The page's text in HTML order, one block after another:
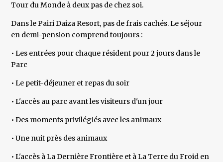
Tour du Monde à deux pas de chez soi.
Dans le Pairi Daiza Resort, pas de frais cachés. Le séjour
en demi-pension comprend toujours :
• Les entrées pour chaque résident pour 2 jours dans le
Parc
• Le petit-déjeuner et repas du soir
• L'accès au parc avant les visiteurs d'un jour
• Des moments privilégiés avec les animaux
• Une nuit près des animaux
• L'accès à La Dernière Frontière et à La Terre du Froid en